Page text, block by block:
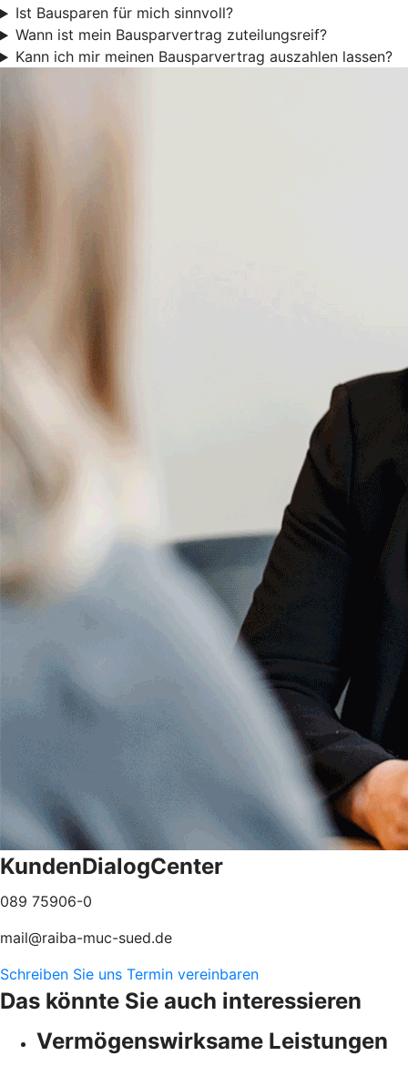
Ist Bausparen für mich sinnvoll?
Wann ist mein Bausparvertrag zuteilungsreif?
Kann ich mir meinen Bausparvertrag auszahlen lassen?
KundenDialogCenter
089 75906-0
mail@raiba-muc-sued.de
Schreiben Sie uns Termin vereinbaren
Das könnte Sie auch interessieren
Vermögenswirksame Leistungen